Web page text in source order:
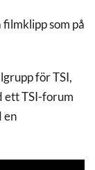
filmklipp som på
för TSI,
ett TSI-forum
en